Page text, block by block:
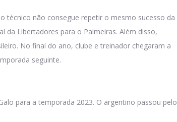
técnico não consegue repetir o mesmo sucesso da
da Libertadores para o Palmeiras. Além disso,
No final do ano, clube e treinador chegaram a
seguinte.
para a temporada 2023. O argentino passou pelo